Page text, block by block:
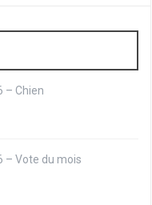
– Chien
– Vote du mois